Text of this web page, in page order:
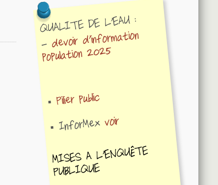
QUALITE DE L'EAU :
-devoir d'information
population 2025
Pilier public
InforMexvoir
MISES A L'ENQUÊTE
PUBLIQUE